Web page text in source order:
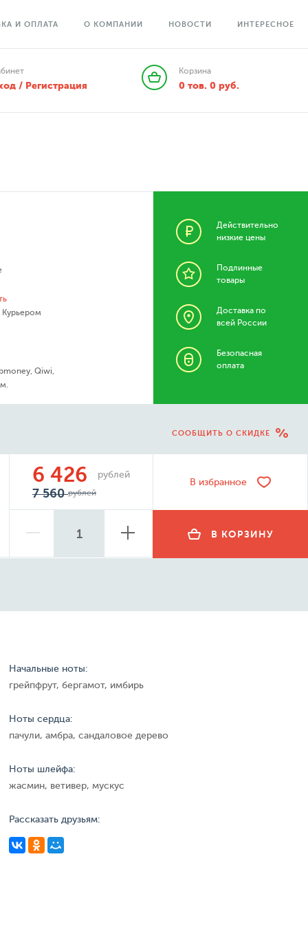
И ОПЛАТА О КОМПАНИИ НОВОСТИ ИНТЕРЕСНОЕ
/ Регистрация
Корзина
0 тов. 0руб.
Qiwi,
Действительно
низкие цены
Подлинные
товары
Доставка по
всей России
Безопасная
оплата
СООБЩИТЬ О СКИДКЕ
6 426 рублей
7 560рублей
В избранное
В КОРЗИНУ
Начальные ноты:
грейпфрут, бергамот, имбирь
Ноты сердца:
пачули, амбра, сандаловое дерево
Ноты шлейфа:
жасмин, ветивер, мускус
Рассказать друзьям: